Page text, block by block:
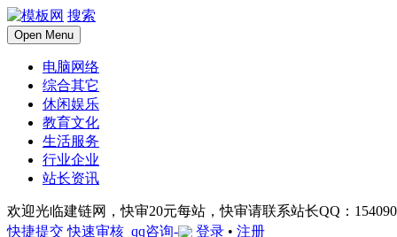
搜索
Open Menu
电脑网络
综合其它
休闲娱乐
教育文化
生活服务
行业企业
站长资讯
欢迎光临建链网，快审20元每站，快审请联系站长QQ：
快捷提交 快速审核 qq咨询- 登录 • 注册